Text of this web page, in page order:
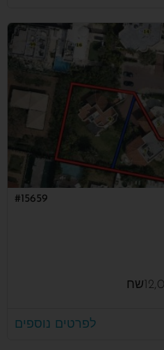
#15659
לפרטים נוספים